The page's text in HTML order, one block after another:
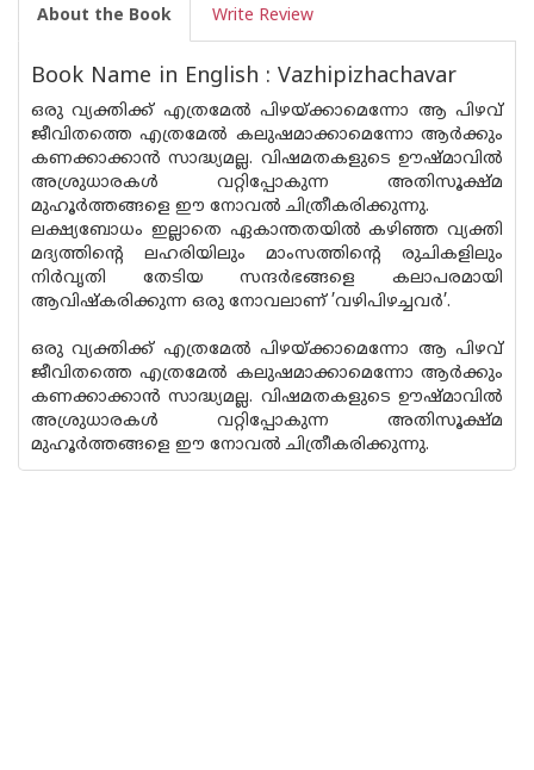
About the Book Write Review
Book Name in English : Vazhipizhachavar
ഒരു വ്യക്തിക്ക് എത്രമേല്‍ പിഴയ്ക്കാമെന്നോ ആ പിഴവ്
ജീവിതത്തെ എത്രമേല്‍ കലുഷമാക്കാമെന്നോ ആര്‍ക്കും
കണക്കാക്കാന്‍ സാദ്ധ്യമല്ല. വിഷമതകളുടെ ഊഷ്മാവില്‍
അശ്രുധാരകള്‍ വറ്റിപ്പോകുന്ന അതിസൂക്ഷ്മ
മുഹൂര്‍ത്തങ്ങളെ ഈ നോവല്‍ ചിത്രീകരിക്കുന്നു.
ലക്ഷ്യബോധം ഇല്ലാതെ ഏകാന്തതയില്‍ കഴിഞ്ഞ വ്യക്തി
മദ്യത്തിന്റെ ലഹരിയിലും മാംസത്തിന്റെ രുചികളിലും
നിര്‍വൃതി തേടിയ സന്ദര്‍ഭങ്ങളെ കലാപരമായി
ആവിഷ്‌കരിക്കുന്ന ഒരു നോവലാണ് ’വഴിപിഴച്ചവര്‍’.
ഒരു വ്യക്തിക്ക് എത്രമേല്‍ പിഴയ്ക്കാമെന്നോ ആ പിഴവ്
ജീവിതത്തെ എത്രമേല്‍ കലുഷമാക്കാമെന്നോ ആര്‍ക്കും
കണക്കാക്കാന്‍ സാദ്ധ്യമല്ല. വിഷമതകളുടെ ഊഷ്മാവില്‍
അശ്രുധാരകള്‍ വറ്റിപ്പോകുന്ന അതിസൂക്ഷ്മ
മുഹൂര്‍ത്തങ്ങളെ ഈ നോവല്‍ ചിത്രീകരിക്കുന്നു.